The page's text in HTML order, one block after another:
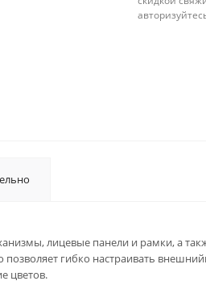
лицевые панели и рамки, а
гибко настраивать
цветов.